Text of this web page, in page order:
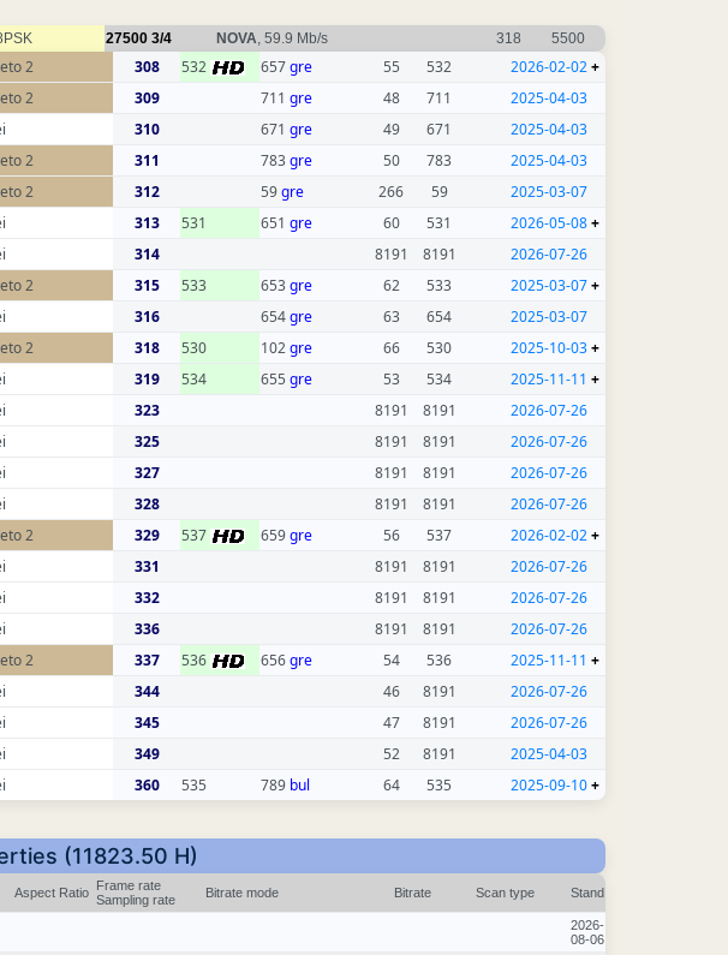
27500 3/4 NOVA , 59.9 Mb/s 318 5500
2 308 532 657gre 55 532 2026-02-02+
2 309 711 gre 48 711
2025-04-03
310 671 gre 49 671
2025-04-03
2 311 783gre 50 783
2025-04-03
2 312 59gre 266 59
2025-03-07
313 531 651 gre 60 531 2026-05-08+
314 8191 8191
2026-07-26
2 315 533 653gre 62 533 2025-03-07+
316 654gre 63 654
2025-03-07
2 318 530 102gre 66 530 2025-10-03+
319 534 655 gre 53 534 2025-11-11 +
323 8191 8191
2026-07-26
325 8191 8191
2026-07-26
327 8191 8191
2026-07-26
328 8191 8191
2026-07-26
2 329 537 659gre 56 537 2026-02-02+
331 8191 8191
2026-07-26
332 8191 8191
2026-07-26
336 8191 8191
2026-07-26
2 337 536 656gre 54 536 2025-11-11 +
344 46 8191
2026-07-26
345 47 8191
2026-07-26
349 52 8191
2025-04-03
360 535 789 bul 64 535 2025-09-10+
(11823.50 H)
Aspect Ratio Frame rate
Sampling rate
Bitrate mode Bitrate Scan type Stand
2026-
08-06